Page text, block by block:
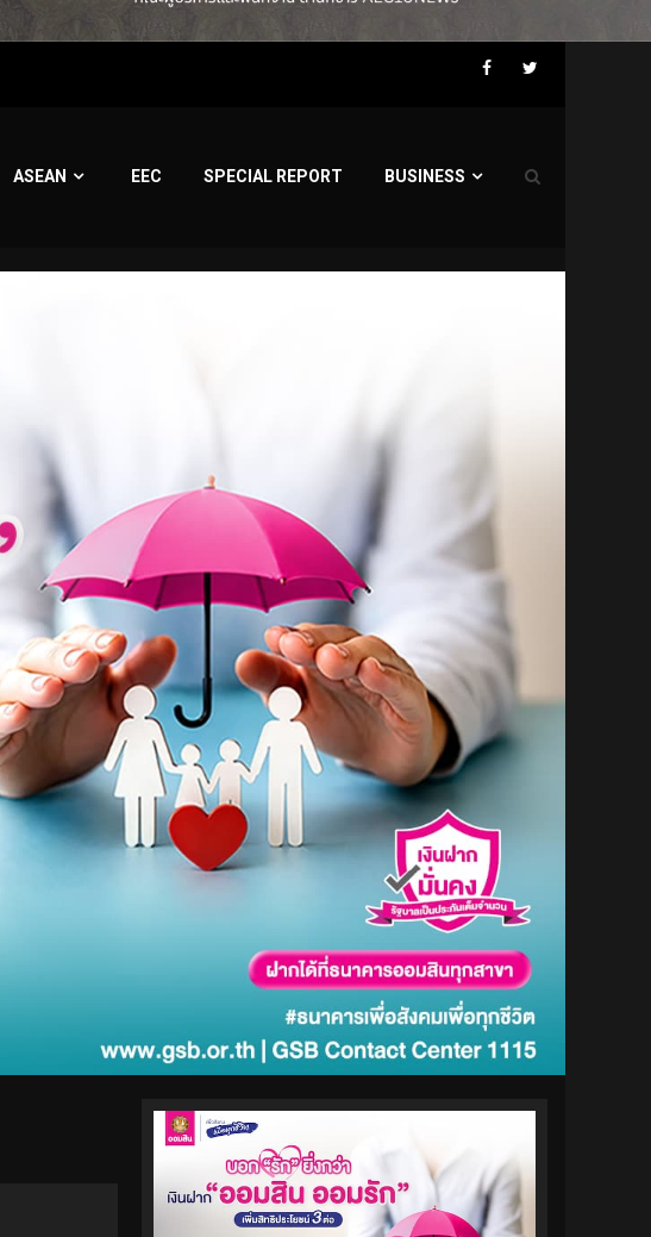
Facebook
Twitter
ASEAN EEC SPECIAL REPORT BUSINESS